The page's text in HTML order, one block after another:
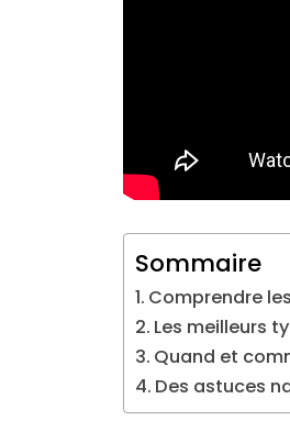
Sommaire
Comprendre
Les meilleurs
Quand et
Des astuces